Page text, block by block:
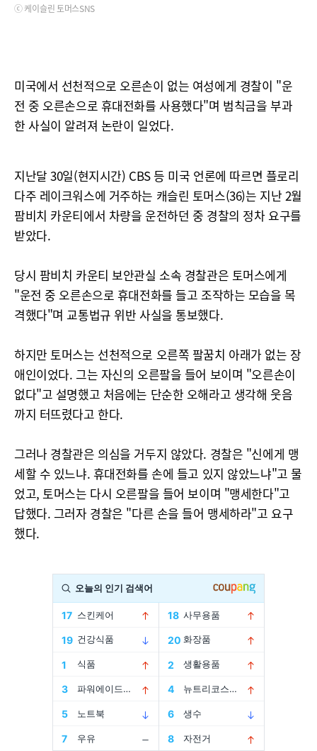
ⓒ 케이슬린 토머스SNS
미국에서 선천적으로 오른손이 없는 여성에게 경찰이 "운
전 중 오른손으로 휴대전화를 사용했다"며 범칙금을 부과
한 사실이 알려져 논란이 일었다.
지난달 30일(현지시간) CBS 등 미국 언론에 따르면 플로리
다주 레이크워스에 거주하는 캐슬린 토머스(36)는 지난 2월
팜비치 카운티에서 차량을 운전하던 중 경찰의 정차 요구를
받았다.
당시 팜비치 카운티 보안관실 소속 경찰관은 토머스에게
"운전 중 오른손으로 휴대전화를 들고 조작하는 모습을 목
격했다"며 교통법규 위반 사실을 통보했다.
하지만 토머스는 선천적으로 오른쪽 팔꿈치 아래가 없는 장
애인이었다. 그는 자신의 오른팔을 들어 보이며 "오른손이
없다"고 설명했고 처음에는 단순한 오해라고 생각해 웃음
까지 터뜨렸다고 한다.
그러나 경찰관은 의심을 거두지 않았다. 경찰은 "신에게 맹
세할 수 있느냐. 휴대전화를 손에 들고 있지 않았느냐"고 물
었고, 토머스는 다시 오른팔을 들어 보이며 "맹세한다"고
답했다. 그러자 경찰은 "다른 손을 들어 맹세하라"고 요구
했다.